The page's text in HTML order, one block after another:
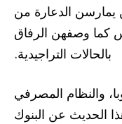
يمارسن الدعارة من
كما وصفهن الرفاق
بالحالات التراجيدية.
والنظام المصرفي
الحديث عن البنوك